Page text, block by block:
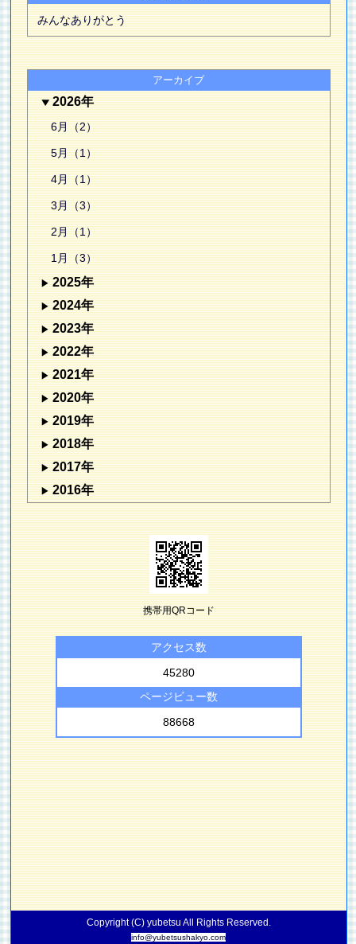
みんなありがとう
アーカイブ
2026年
6月（2）
5月（1）
4月（1）
3月（3）
2月（1）
1月（3）
2025年
2024年
2023年
2022年
2021年
2020年
2019年
2018年
2017年
2016年
携帯用QRコード
アクセス数
45280
ページビュー数
88668
Copyright (C) yubetsu All Rights Reserved.
info@yubetsushakyo.com